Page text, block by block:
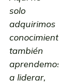
solo
adquirimos
conocimientos,
también
aprendemos
a liderar,